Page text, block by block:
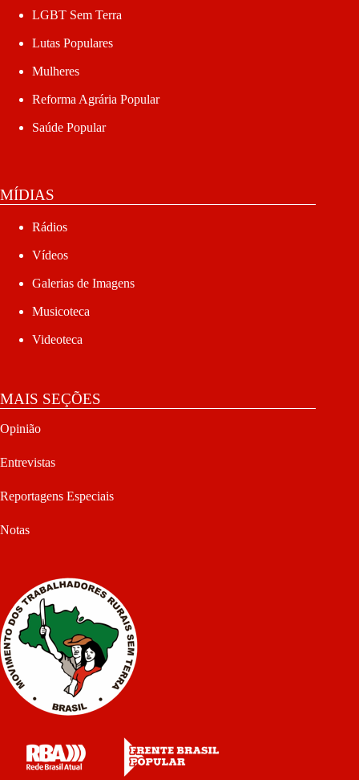
LGBT Sem Terra
Lutas Populares
Mulheres
Reforma Agrária Popular
Saúde Popular
MÍDIAS
Rádios
Vídeos
Galerias de Imagens
Musicoteca
Videoteca
MAIS SEÇÕES
Opinião
Entrevistas
Reportagens Especiais
Notas